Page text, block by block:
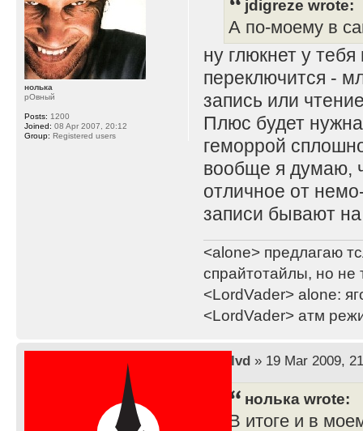
jdigreze wrote:
А по-моему в
ну глюкнет у
переключится -
запись или
Плюс будет
геморрой
вообще я думаю,
отличное от
записи бывают
<alone> предлагаю
спрайтотайлы, но не
<LordVader> alone:
<LordVader> атм
нолька
рОвный
Posts: 1200
Joined: 08 Apr 2007, 20:12
Group: Registered users
lvd» 19 Mar 2009,
нолька wrote:
В итоге и в